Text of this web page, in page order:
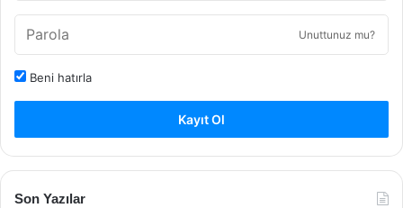
Unuttunuz mu?
Beni hatırla
Kayıt Ol
Son Yazılar